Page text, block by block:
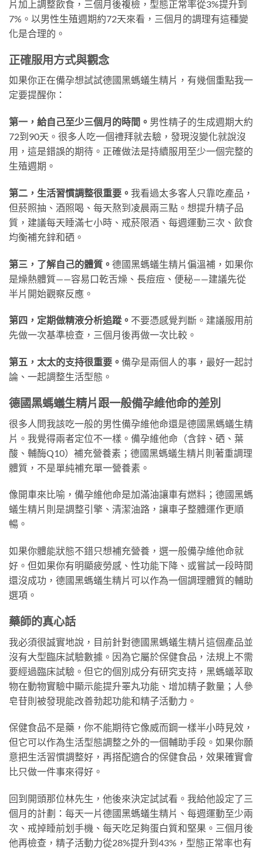
片加上調整飲食，三個月後複檢，型態正常率從3%提升到
7%。以男性生殖週期約72天來看，三個月的調理有這種變
化是合理的。
正確服用方式與觀念
如果你正在備孕想試試德國黑螞蟻生精片，有幾個重點我一
定要提醒你：
第一，給自己至少三個月的時間。 男性精子的生成週期大約
72到90天。很多人吃一個禮拜就去驗，發現沒變化就說沒
用，這是錯誤的期待。正確做法是持續服用至少一個完整的
生殖週期。
第二，生活習慣調整很重要。 我看過太多客人只靠吃產品，
但菸照抽、酒照喝、每天熬到凌晨兩三點。想提升精子品
質，建議每天睡滿七小時、戒菸限酒、每週運動三次、飲食
均衡補充鋅和硒。
第三，了解自己的體質。 德國黑螞蟻生精片偏溫補，如果你
是燥熱體質——容易口乾舌燥、長痘痘、便秘——建議先從
半片開始觀察反應。
第四，定期做精液分析追蹤。 不要憑感覺判斷。建議服用前
先做一次基準檢查，三個月後再做一次比較。
第五，太太的支持很重要。 備孕是兩個人的事，最好一起討
論、一起調整生活型態。
德國黑螞蟻生精片跟一般備孕維他命的差別
很多人問我該吃一般的男性備孕維他命還是德國黑螞蟻生精
片。我覺得兩者定位不一樣。備孕維他命（含鋅、硒、葉
酸、輔酶Q10）補充營養素；德國黑螞蟻生精片則著重調理
體質，不是單純補充單一營養素。
像開車來比喻，備孕維他命是加滿油讓車有燃料；德國黑螞
蟻生精片則是調整引擎、清潔油路，讓車子整體運作更順
暢。
如果你體能狀態不錯只想補充營養，選一般備孕維他命就
好。但如果你有明顯疲勞感、性功能下降、或嘗試一段時間
還沒成功，德國黑螞蟻生精片可以作為一個調理體質的輔助
選項。
藥師的真心話
我必須很誠實地說，目前針對德國黑螞蟻生精片這個產品並
沒有大型臨床試驗數據。因為它屬於保健食品，法規上不需
要經過臨床試驗。但它的個別成分有研究支持，黑螞蟻萃取
物在動物實驗中顯示能提升睪丸功能、增加精子數量；人參
皂苷則被發現能改善勃起功能和精子活動力。
保健食品不是藥，你不能期待它像威而鋼一樣半小時見效，
但它可以作為生活型態調整之外的一個輔助手段。如果你願
意把生活習慣調整好，再搭配適合的保健食品，效果確實會
比只做一件事來得好。
回到開頭那位林先生，他後來決定試試看。我給他設定了三
個月的計劃：每天一片德國黑螞蟻生精片、每週運動至少兩
次、戒掉睡前划手機、每天吃足夠蛋白質和堅果。三個月後
他再檢查，精子活動力從28%提升到43%，型態正常率也有